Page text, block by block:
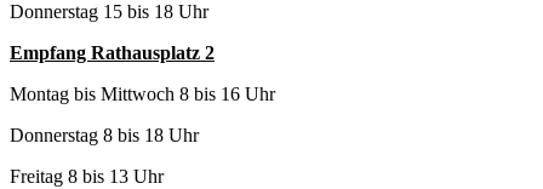
Donnerstag 15 bis 18 Uhr
Empfang Rathausplatz 2
Montag bis Mittwoch 8 bis 16 Uhr
Donnerstag 8 bis 18 Uhr
Freitag 8 bis 13 Uhr